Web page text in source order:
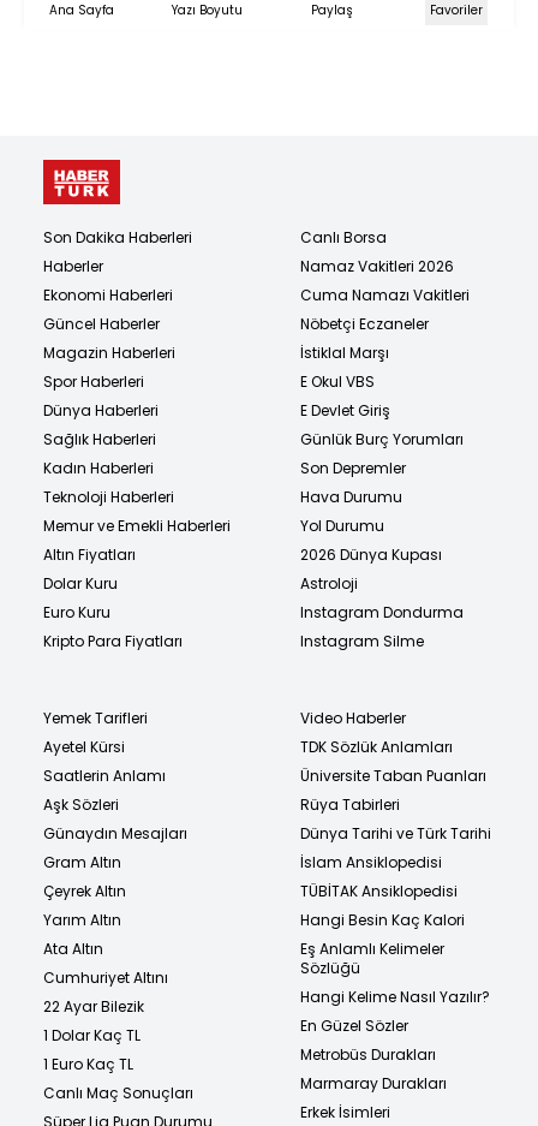
Ana Sayfa Yazı Boyutu Paylaş Favoriler
Son Dakika Haberleri
Haberler
Ekonomi Haberleri
Güncel Haberler
Magazin Haberleri
Spor Haberleri
Dünya Haberleri
Sağlık Haberleri
Kadın Haberleri
Teknoloji Haberleri
Memur ve Emekli Haberleri
Altın Fiyatları
Dolar Kuru
Euro Kuru
Kripto Para Fiyatları
Canlı Borsa
Namaz Vakitleri 2026
Cuma Namazı Vakitleri
Nöbetçi Eczaneler
İstiklal Marşı
E Okul VBS
E Devlet Giriş
Günlük Burç Yorumları
Son Depremler
Hava Durumu
Yol Durumu
2026 Dünya Kupası
Astroloji
Instagram Dondurma
Instagram Silme
Yemek Tarifleri
Ayetel Kürsi
Saatlerin Anlamı
Aşk Sözleri
Günaydın Mesajları
Gram Altın
Çeyrek Altın
Yarım Altın
Ata Altın
Cumhuriyet Altını
22 Ayar Bilezik
1 Dolar Kaç TL
1 Euro Kaç TL
Canlı Maç Sonuçları
Süper Lig Puan Durumu
Video Haberler
TDK Sözlük Anlamları
Üniversite Taban Puanları
Rüya Tabirleri
Dünya Tarihi ve Türk Tarihi
İslam Ansiklopedisi
TÜBİTAK Ansiklopedisi
Hangi Besin Kaç Kalori
Eş Anlamlı Kelimeler
Sözlüğü
Hangi Kelime Nasıl Yazılır?
En Güzel Sözler
Metrobüs Durakları
Marmaray Durakları
Erkek İsimleri